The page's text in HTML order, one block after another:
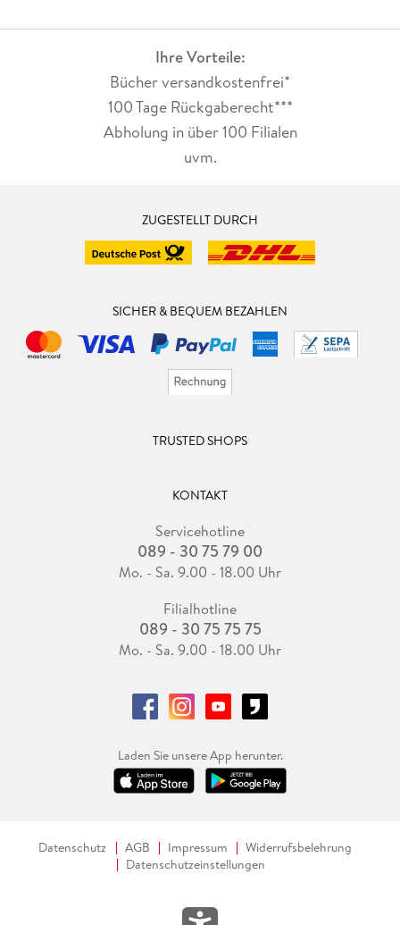
Ihre Vorteile:
Bücher versandkostenfrei*
100 Tage Rückgaberecht***
Abholung in über 100 Filialen
uvm.
ZUGESTELLT DURCH
SICHER & BEQUEM BEZAHLEN
TRUSTED SHOPS
KONTAKT
Servicehotline
089 - 30 75 79 00
Mo. - Sa. 9.00 - 18.00 Uhr
Filialhotline
089 - 30 75 75 75
Mo. - Sa. 9.00 - 18.00 Uhr
Laden Sie unsere App herunter.
Datenschutz AGB Impressum
Widerrufsbelehrung
Datenschutzeinstellungen